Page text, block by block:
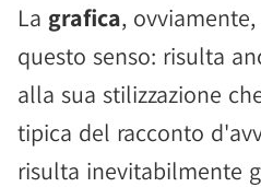
La grafica,
questo senso: risulta
alla sua stilizzazione
tipica del racconto
risulta inevitabilmente